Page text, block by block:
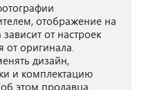
отображение на
от настроек
от оригинала.
дизайн,
и комплектацию
этом продавца.